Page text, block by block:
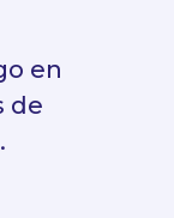
en
de